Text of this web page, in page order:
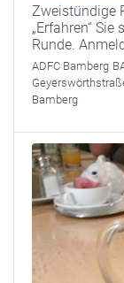
Zweistündige
„Erfahren“
Runde.
ADFC Bamberg
Bamberg